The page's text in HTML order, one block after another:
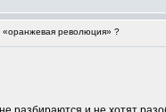
революция» ?